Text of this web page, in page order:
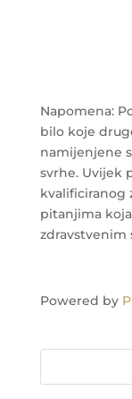
Napomena:
bilo koje
namijenjene
svrhe. Uvijek
kvalificiranog
pitanjima
zdravstvenim
Powered by